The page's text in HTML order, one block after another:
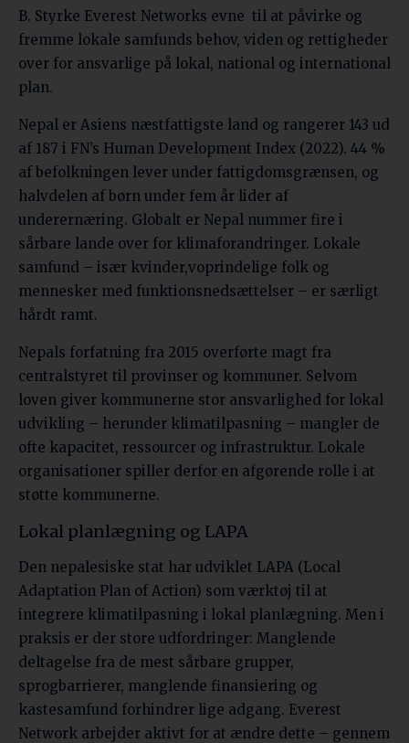
B. Styrke Everest Networks evne til at påvirke og
fremme lokale samfunds behov, viden og rettigheder
over for ansvarlige på lokal, national og international
plan.
Nepal er Asiens næstfattigste land og rangerer 143 ud
af 187 i FN’s Human Development Index (2022). 44 %
af befolkningen lever under fattigdomsgrænsen, og
halvdelen af børn under fem år lider af
underernæring. Globalt er Nepal nummer fire i
sårbare lande over for klimaforandringer. Lokale
samfund – især kvinder,voprindelige folk og
mennesker med funktionsnedsættelser – er særligt
hårdt ramt.
Nepals forfatning fra 2015 overførte magt fra
centralstyret til provinser og kommuner. Selvom
loven giver kommunerne stor ansvarlighed for lokal
udvikling – herunder klimatilpasning – mangler de
ofte kapacitet, ressourcer og infrastruktur. Lokale
organisationer spiller derfor en afgørende rolle i at
støtte kommunerne.
Lokal planlægning og LAPA
Den nepalesiske stat har udviklet LAPA (Local
Adaptation Plan of Action) som værktøj til at
integrere klimatilpasning i lokal planlægning. Men i
praksis er der store udfordringer: Manglende
deltagelse fra de mest sårbare grupper,
sprogbarrierer, manglende finansiering og
kastesamfund forhindrer lige adgang. Everest
Network arbejder aktivt for at ændre dette – gennem